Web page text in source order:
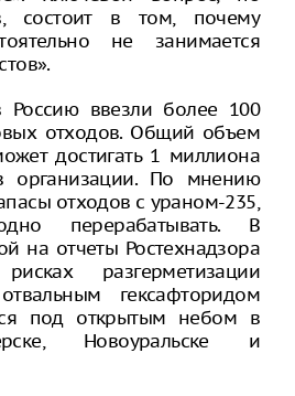
состоит в том, почему
не занимается
Россию ввезли более 100
отходов. Общий объем
достигать 1 миллиона
организации. По мнению
отходов с ураном-235,
перерабатывать. В
на отчеты Ростехнадзора
разгерметизации
гексафторидом
под открытым небом в
Новоуральске и